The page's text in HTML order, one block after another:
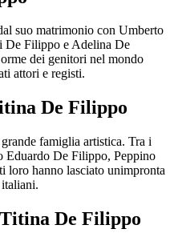
suo matrimonio con Umberto
De Filippo e Adelina De
dei genitori nel mondo
attori e registi.
De Filippo
famiglia artistica. Tra i
Eduardo De Filippo, Peppino
loro hanno lasciato unimpronta
De Filippo